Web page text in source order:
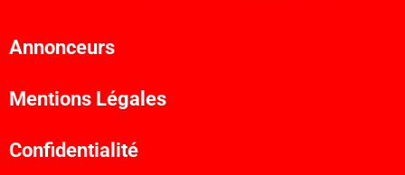
Annonceurs
Mentions Légales
Confidentialité